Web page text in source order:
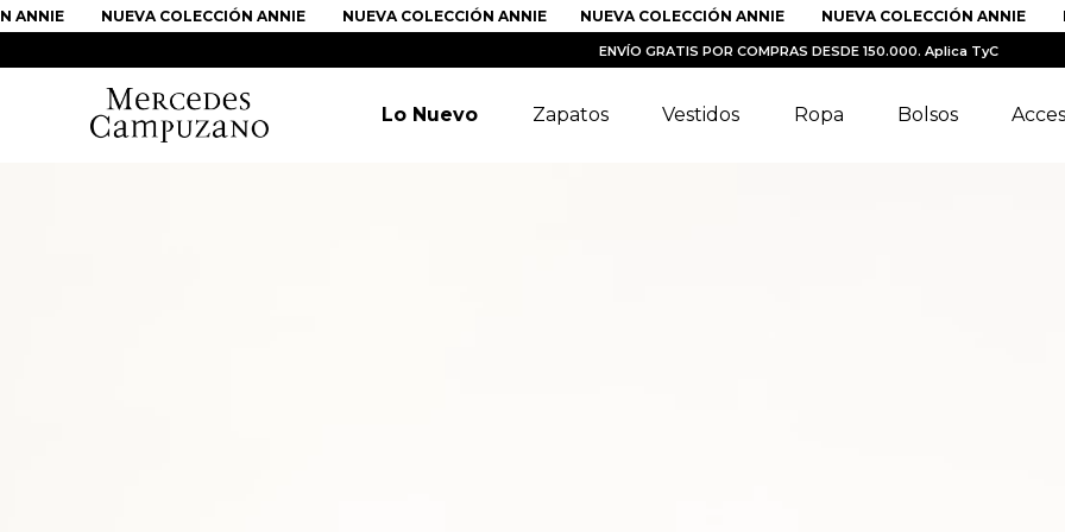
NUEVA COLECCIÓN ANNIE NUEVA COLECCIÓN ANNIE NUEVA COLECCIÓN ANNIE NUEVA COLECCIÓN ANNIE
ENVÍO GRATIS POR COMPRAS DESDE 150.000. Aplica TyC
Lo Nuevo Zapatos Vestidos Ropa Bolsos